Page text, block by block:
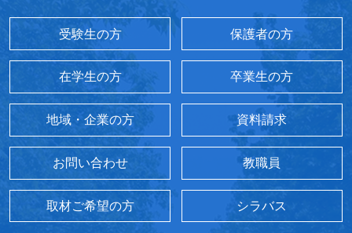
受験生の方 保護者の方
在学生の方 卒業生の方
地域・企業の方 資料請求
お問い合わせ 教職員
取材ご希望の方 シラバス